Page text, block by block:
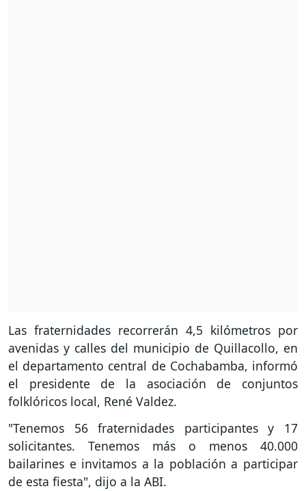
Las fraternidades recorrerán 4,5 kilómetros por
avenidas y calles del municipio de Quillacollo, en
el departamento central de Cochabamba, informó
el presidente de la asociación de conjuntos
folklóricos local, René Valdez.
"Tenemos 56 fraternidades participantes y 17
solicitantes. Tenemos más o menos 40.000
bailarines e invitamos a la población a participar
de esta fiesta", dijo a la ABI.